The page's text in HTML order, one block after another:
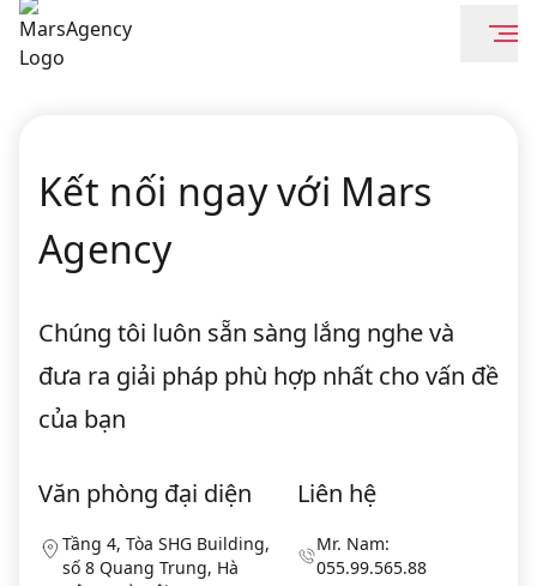
Kết nối ngay với Mars
Agency
Chúng tôi luôn sẵn sàng lắng nghe và
đưa ra giải pháp phù hợp nhất cho vấn đề
của bạn
Văn phòng đại diện
Tầng 4, Tòa SHG Building,
số 8 Quang Trung, Hà
Liên hệ
Mr. Nam:
055.99.565.88